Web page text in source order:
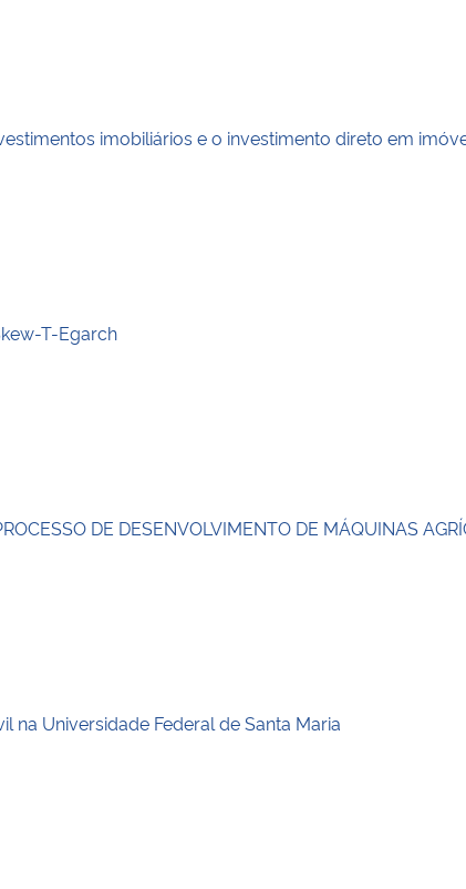
imobiliários e o investimento direto em
T-Egarch
DE DESENVOLVIMENTO DE MÁQUINAS
Universidade Federal de Santa Maria